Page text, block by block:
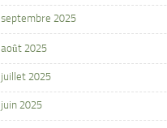
septembre 2025
août 2025
juillet 2025
juin 2025